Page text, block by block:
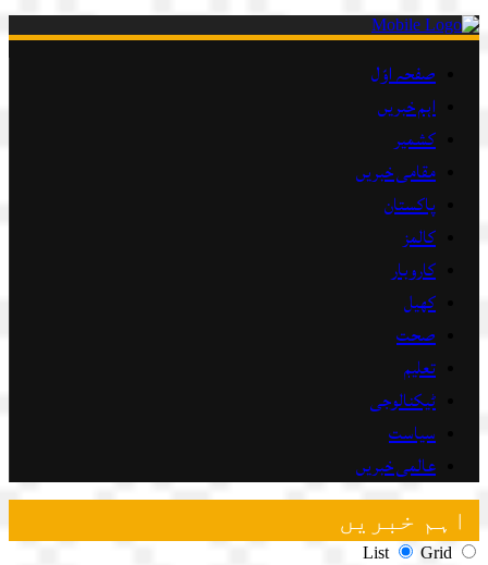
صفحہ اوّل
اہم خبریں
کشمیر
مقامی خبریں
پاکستان
کالمز
کاروبار
کھیل
صحت
تعلیم
ٹیکنالوجی
سیاست
عالمی خبریں
اہم خبریں
List Grid